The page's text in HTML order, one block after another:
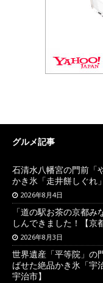
グルメ記事
石清水八幡宮の門前「
かき氷「走井餅しぐれ
2026年8月4日
「道の駅お茶の京都
しんできました！【京
2026年8月3日
世界遺産「平等院」の
ばせた絶品かき氷「宇
宇治市】